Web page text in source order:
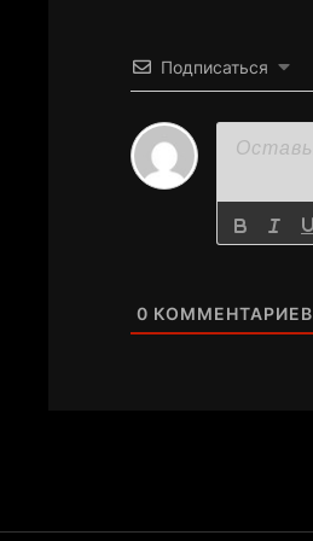
Подписаться
0 КОММЕНТАРИЕВ